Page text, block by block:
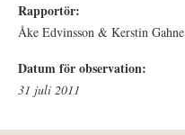
Rapportör:
Åke Edvinsson & Kerstin Gahne
Datum för observation:
31 juli 2011